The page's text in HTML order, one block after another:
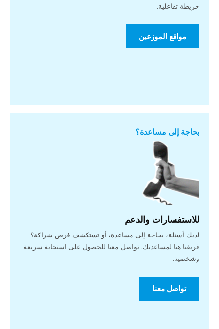
خريطة تفاعلية.
مواقع الموزعين
بحاجة إلى مساعدة؟
للاستفسارات والدعم
لديك أسئلة، بحاجة إلى مساعدة، أو تستكشف فرص شراكة؟
فريقنا هنا لمساعدتك. تواصل معنا للحصول على استجابة سريعة
وشخصية.
تواصل معنا